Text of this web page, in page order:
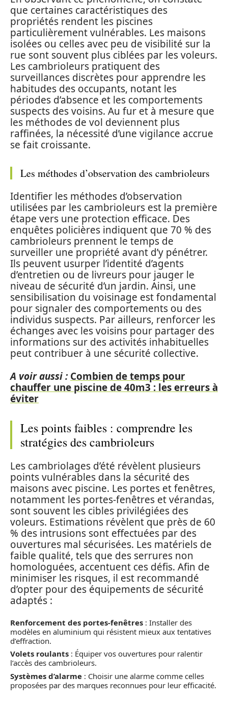
que certaines caractéristiques des
propriétés rendent les piscines
particulièrement vulnérables. Les maisons
isolées ou celles avec peu de visibilité sur la
rue sont souvent plus ciblées par les voleurs.
Les cambrioleurs pratiquent des
surveillances discrètes pour apprendre les
habitudes des occupants, notant les
périodes d’absence et les comportements
suspects des voisins. Au fur et à mesure que
les méthodes de vol deviennent plus
raffinées, la nécessité d’une vigilance accrue
se fait croissante.
Les méthodes d’observation des cambrioleurs
Identifier les méthodes d’observation
utilisées par les cambrioleurs est la première
étape vers une protection efficace. Des
enquêtes policières indiquent que 70 % des
cambrioleurs prennent le temps de
surveiller une propriété avant d’y pénétrer.
Ils peuvent usurper l’identité d’agents
d’entretien ou de livreurs pour jauger le
niveau de sécurité d’un jardin. Ainsi, une
sensibilisation du voisinage est fondamental
pour signaler des comportements ou des
individus suspects. Par ailleurs, renforcer les
échanges avec les voisins pour partager des
informations sur des activités inhabituelles
peut contribuer à une sécurité collective.
A voir aussi : Combien de temps pour
chauffer une piscine de 40m3 : les erreurs à
éviter
Les points faibles : comprendre les
stratégies des cambrioleurs
Les cambriolages d’été révèlent plusieurs
points vulnérables dans la sécurité des
maisons avec piscine. Les portes et fenêtres,
notamment les portes-fenêtres et vérandas,
sont souvent les cibles privilégiées des
voleurs. Estimations révèlent que près de 60
% des intrusions sont effectuées par des
ouvertures mal sécurisées. Les matériels de
faible qualité, tels que des serrures non
homologuées, accentuent ces défis. Afin de
minimiser les risques, il est recommandé
d’opter pour des équipements de sécurité
adaptés :
Renforcement des portes-fenêtres : Installer des
modèles en aluminium qui résistent mieux aux tentatives
d’effraction.
Volets roulants : Équiper vos ouvertures pour ralentir
l’accès des cambrioleurs.
Systèmes d’alarme : Choisir une alarme comme celles
proposées par des marques reconnues pour leur efficacité.